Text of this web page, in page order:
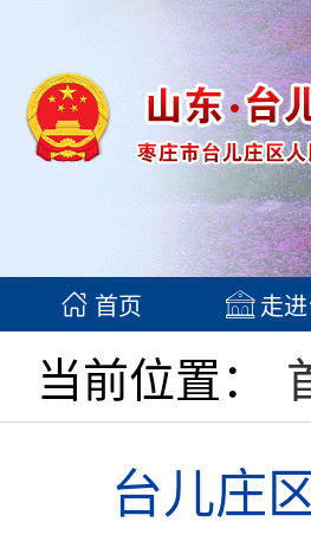
首页 走进
当前位置：
台儿庄